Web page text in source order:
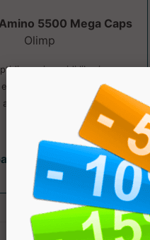
5500 Mega Caps
Olimp
e aminoacidi liberi con
vitamina B6, facilmente
assimilabili. Ide...
da € 39.00